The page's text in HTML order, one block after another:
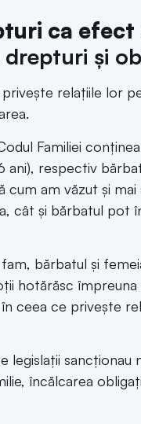
ca efect
și
relațiile lor
Familiei
respectiv
am văzut și mai
cât și bărbatul pot
bărbatul și
hotărăsc
ceea ce privește
sancționau
încălcarea